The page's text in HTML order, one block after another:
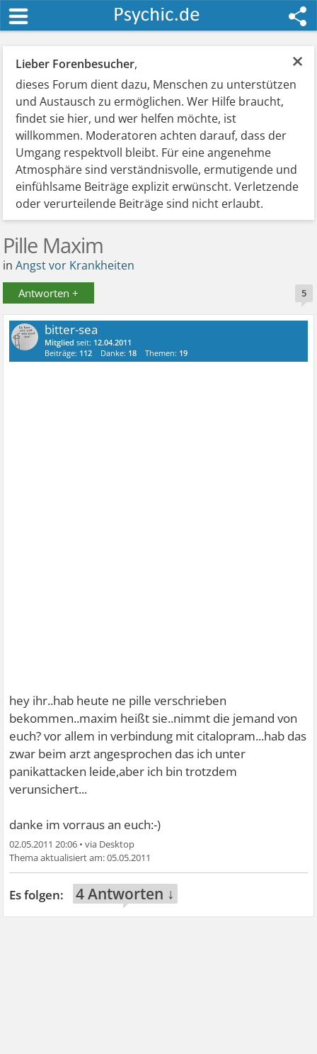
×
Lieber Forenbesucher,
dieses Forum dient dazu, Menschen zu unterstützen
und Austausch zu ermöglichen. Wer Hilfe braucht,
findet sie hier, und wer helfen möchte, ist
willkommen. Moderatoren achten darauf, dass der
Umgang respektvoll bleibt. Für eine angenehme
Atmosphäre sind verständnisvolle, ermutigende und
einfühlsame Beiträge explizit erwünscht. Verletzende
oder verurteilende Beiträge sind nicht erlaubt.
Pille Maxim
inAngst vor Krankheiten
Antworten + 5
bitter-sea
Mitglied seit: 12.04.2011
Beiträge: 112 Danke: 18 Themen: 19
hey ihr..hab heute ne pille verschrieben
bekommen..maxim heißt sie..nimmt die jemand von
euch? vor allem in verbindung mit citalopram...hab das
zwar beim arzt angesprochen das ich unter
panikattacken leide,aber ich bin trotzdem
verunsichert...
danke im vorraus an euch:-)
02.05.2011 20:06 •
05.05.2011
4 Antworten ↓